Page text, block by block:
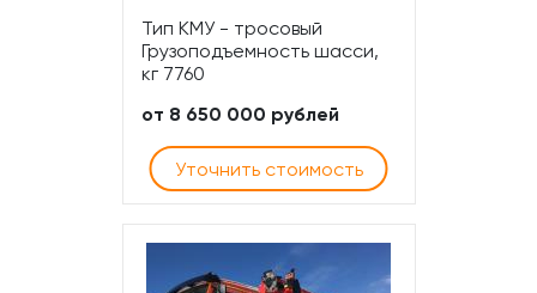
Тип КМУ - тросовый
Грузоподъемность шасси,
кг 7760
от 8 650 000 рублей
Уточнить стоимость